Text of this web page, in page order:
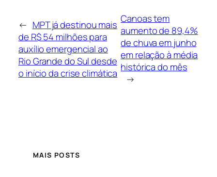
← MPT já destinou mais
de R$ 54 milhões para
auxílio emergencial ao
Rio Grande do Sul desde
o início da crise climática
Canoas tem
aumento de 89,4%
de chuva em junho
em relação à média
histórica do mês
→
MAIS POSTS